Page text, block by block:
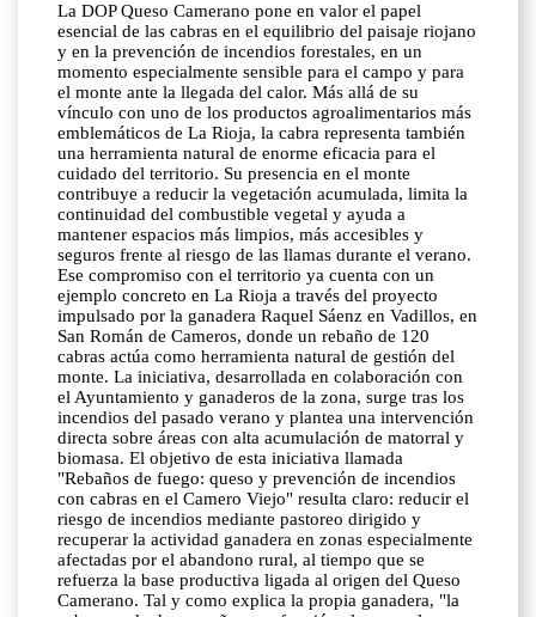
La DOP Queso Camerano pone en valor el papel
esencial de las cabras en el equilibrio del paisaje riojano
y en la prevención de incendios forestales, en un
momento especialmente sensible para el campo y para
el monte ante la llegada del calor. Más allá de su
vínculo con uno de los productos agroalimentarios más
emblemáticos de La Rioja, la cabra representa también
una herramienta natural de enorme eficacia para el
cuidado del territorio. Su presencia en el monte
contribuye a reducir la vegetación acumulada, limita la
continuidad del combustible vegetal y ayuda a
mantener espacios más limpios, más accesibles y
seguros frente al riesgo de las llamas durante el verano.
Ese compromiso con el territorio ya cuenta con un
ejemplo concreto en La Rioja a través del proyecto
impulsado por la ganadera Raquel Sáenz en Vadillos, en
San Román de Cameros, donde un rebaño de 120
cabras actúa como herramienta natural de gestión del
monte. La iniciativa, desarrollada en colaboración con
el Ayuntamiento y ganaderos de la zona, surge tras los
incendios del pasado verano y plantea una intervención
directa sobre áreas con alta acumulación de matorral y
biomasa. El objetivo de esta iniciativa llamada
"Rebaños de fuego: queso y prevención de incendios
con cabras en el Camero Viejo" resulta claro: reducir el
riesgo de incendios mediante pastoreo dirigido y
recuperar la actividad ganadera en zonas especialmente
afectadas por el abandono rural, al tiempo que se
refuerza la base productiva ligada al origen del Queso
Camerano. Tal y como explica la propia ganadera, "la